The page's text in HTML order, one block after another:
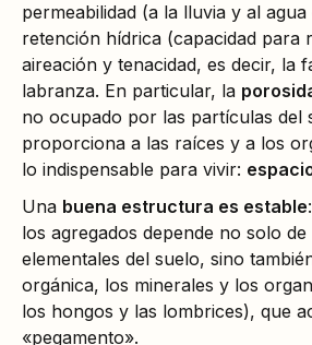
permeabilidad (a la lluvia y al agua
retención hídrica (capacidad para
aireación y tenacidad, es decir, la
labranza. En particular, la
no ocupado por las partículas del
proporciona a las raíces y a los
lo indispensable para vivir:
Una buena estructura es estable
los agregados depende no solo
elementales del suelo, sino
orgánica, los minerales y los
los hongos y las lombrices), que
«pegamento».